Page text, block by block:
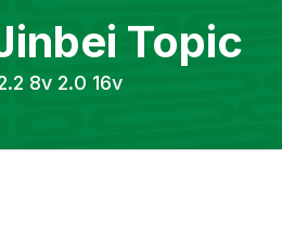
Topic
8v 2.0 16v